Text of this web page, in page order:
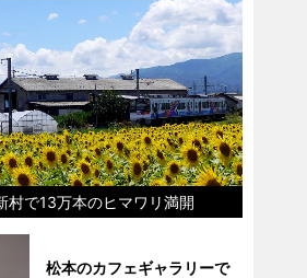
村で13万本のヒマワリ満開
松本のカフェギャラリーで